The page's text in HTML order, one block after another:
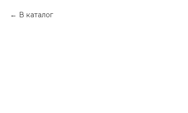
В каталог